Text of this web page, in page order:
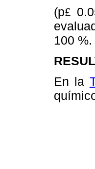
(p£
100 %.
En la